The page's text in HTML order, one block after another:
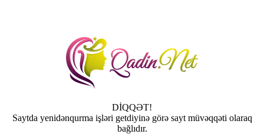
DİQQƏT!
Saytda yenidənqurma işləri getdiyinə görə sayt müvəqqəti olaraq
bağlıdır.